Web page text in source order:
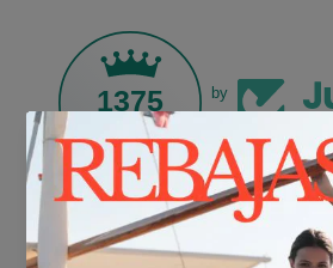
1375 by